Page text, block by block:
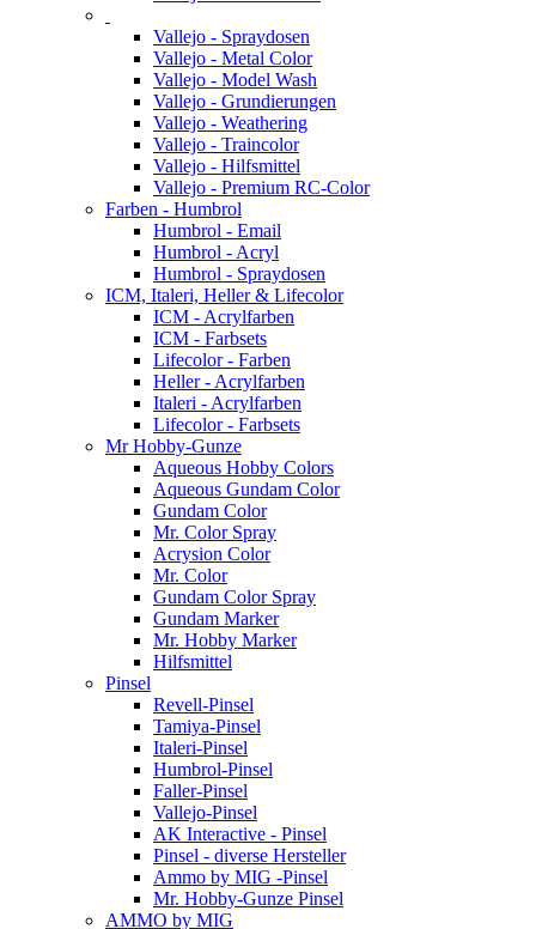
Vallejo - Spraydosen
Vallejo - Metal Color
Vallejo - Model Wash
Vallejo - Grundierungen
Vallejo - Weathering
Vallejo - Traincolor
Vallejo - Hilfsmittel
Vallejo - Premium RC-Color
Farben - Humbrol
Humbrol - Email
Humbrol - Acryl
Humbrol - Spraydosen
ICM, Italeri, Heller & Lifecolor
ICM - Acrylfarben
ICM - Farbsets
Lifecolor - Farben
Heller - Acrylfarben
Italeri - Acrylfarben
Lifecolor - Farbsets
Mr Hobby-Gunze
Aqueous Hobby Colors
Aqueous Gundam Color
Gundam Color
Mr. Color Spray
Acrysion Color
Mr. Color
Gundam Color Spray
Gundam Marker
Mr. Hobby Marker
Hilfsmittel
Pinsel
Revell-Pinsel
Tamiya-Pinsel
Italeri-Pinsel
Humbrol-Pinsel
Faller-Pinsel
Vallejo-Pinsel
AK Interactive - Pinsel
Pinsel - diverse Hersteller
Ammo by MIG -Pinsel
Mr. Hobby-Gunze Pinsel
AMMO by MIG